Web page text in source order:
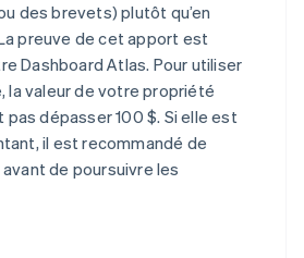
des brevets) plutôt qu’en
preuve de cet apport est
Dashboard Atlas. Pour utiliser
valeur de votre propriété
dépasser 100 $. Si elle est
il est recommandé de
de poursuivre les